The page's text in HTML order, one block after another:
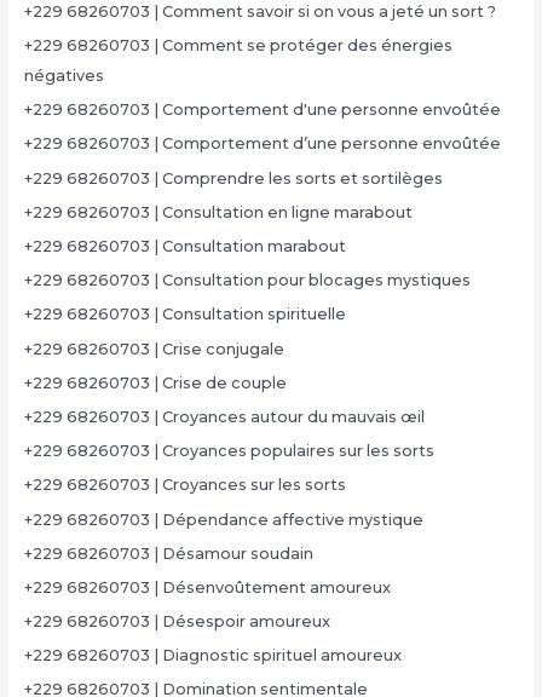
+229 68260703 | Comment savoir si on vous a jeté un sort ?
+229 68260703 | Comment se protéger des énergies
négatives
+229 68260703 | Comportement d'une personne envoûtée
+229 68260703 | Comportement d’une personne envoûtée
+229 68260703 | Comprendre les sorts et sortilèges
+229 68260703 | Consultation en ligne marabout
+229 68260703 | Consultation marabout
+229 68260703 | Consultation pour blocages mystiques
+229 68260703 | Consultation spirituelle
+229 68260703 | Crise conjugale
+229 68260703 | Crise de couple
+229 68260703 | Croyances autour du mauvais œil
+229 68260703 | Croyances populaires sur les sorts
+229 68260703 | Croyances sur les sorts
+229 68260703 | Dépendance affective mystique
+229 68260703 | Désamour soudain
+229 68260703 | Désenvoûtement amoureux
+229 68260703 | Désespoir amoureux
+229 68260703 | Diagnostic spirituel amoureux
+229 68260703 | Domination sentimentale